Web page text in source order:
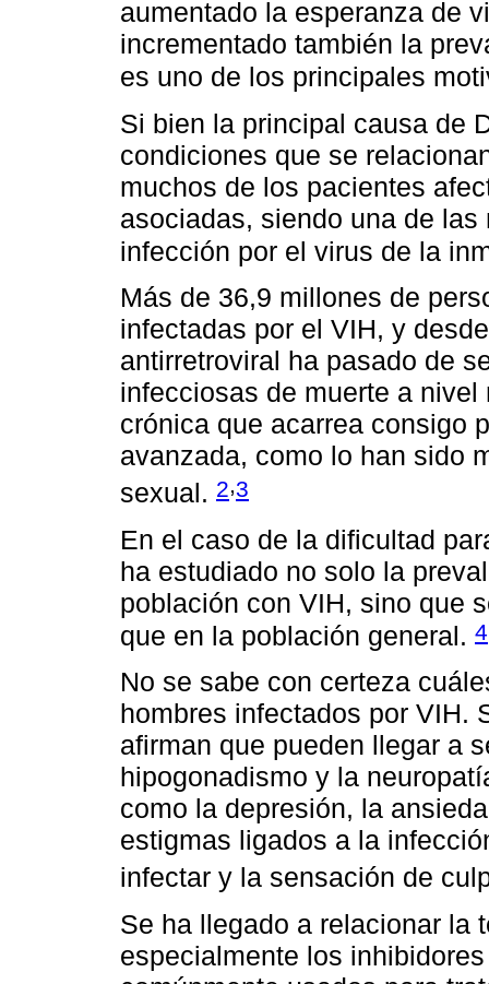
aumentado la esperanza de
incrementado también la
es uno de los principales
Si bien la principal causa de
condiciones que se
muchos de los pacientes
asociadas, siendo una de
infección por el virus de la
Más de 36,9 millones de
infectadas por el VIH, y
antirretroviral ha pasado de
infecciosas de muerte a
crónica que acarrea consigo
avanzada, como lo han sido
sexual. 2,3
En el caso de la dificultad
ha estudiado no solo la
población con VIH, sino que
que en la población general. 4
No se sabe con certeza
hombres infectados por VIH.
afirman que pueden llegar a
hipogonadismo y la
como la depresión, la
estigmas ligados a la
infectar y la sensación de
Se ha llegado a relacionar la
especialmente los